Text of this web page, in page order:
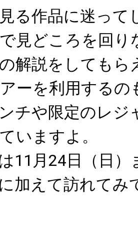
る作品に迷って
見どころを回り
解説をしてもら
ーを利用するの
チや限定のレジ
いますよ。
11月24日（日
加えて訪れてみ